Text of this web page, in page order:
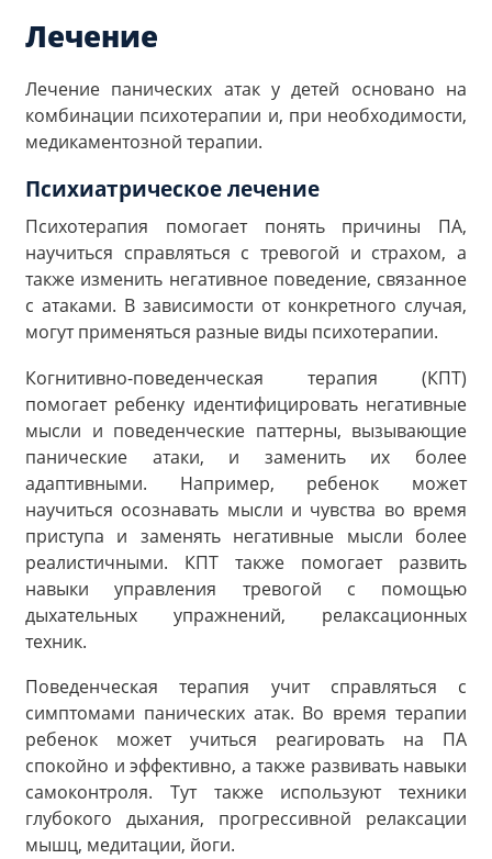
Лечение
Лечение панических атак у детей основано на
комбинации психотерапии и, при необходимости,
медикаментозной терапии.
Психиатрическое лечение
Психотерапия помогает понять причины ПА,
научиться справляться с тревогой и страхом, а
также изменить негативное поведение, связанное
с атаками. В зависимости от конкретного случая,
могут применяться разные виды психотерапии.
Когнитивно-поведенческая терапия (КПТ)
помогает ребенку идентифицировать негативные
мысли и поведенческие паттерны, вызывающие
панические атаки, и заменить их более
адаптивными. Например, ребенок может
научиться осознавать мысли и чувства во время
приступа и заменять негативные мысли более
реалистичными. КПТ также помогает развить
навыки управления тревогой с помощью
дыхательных упражнений, релаксационных
техник.
Поведенческая терапия учит справляться с
симптомами панических атак. Во время терапии
ребенок может учиться реагировать на ПА
спокойно и эффективно, а также развивать навыки
самоконтроля. Тут также используют техники
глубокого дыхания, прогрессивной релаксации
мышц, медитации, йоги.